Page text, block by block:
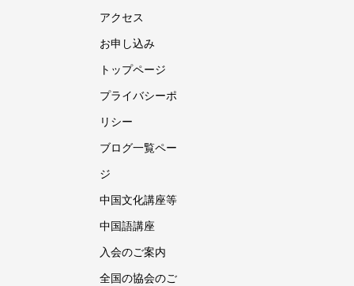
アクセス
お申し込み
トップページ
プライバシーポ
リシー
ブログ一覧ペー
ジ
中国文化講座等
中国語講座
入会のご案内
全国の協会のご